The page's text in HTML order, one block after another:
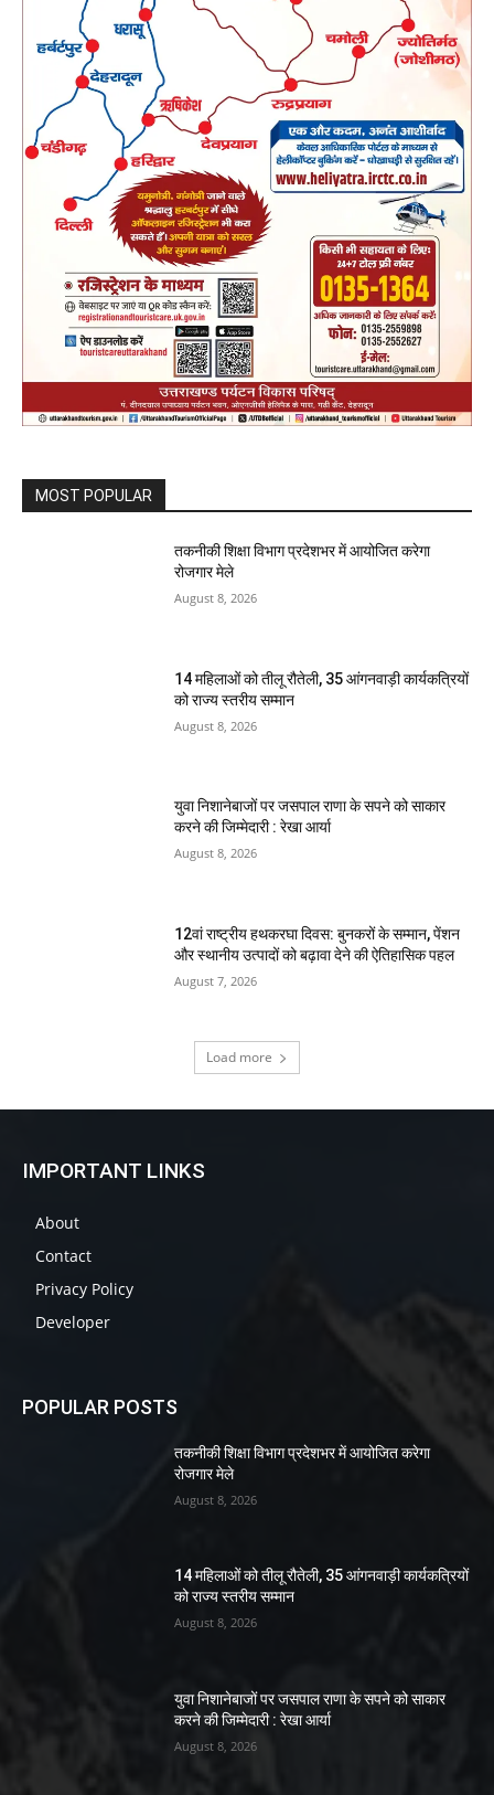
MOST POPULAR
तकनीकी शिक्षा विभाग प्रदेशभर में आयोजित करेगा
रोजगार मेले
August 8, 2026
14 महिलाओं को तीलू रौतेली, 35 आंगनवाड़ी कार्यकत्रियों
को राज्य स्तरीय सम्मान
August 8, 2026
युवा निशानेबाजों पर जसपाल राणा के सपने को साकार
करने की जिम्मेदारी : रेखा आर्या
August 8, 2026
12वां राष्ट्रीय हथकरघा दिवस: बुनकरों के सम्मान, पेंशन
और स्थानीय उत्पादों को बढ़ावा देने की ऐतिहासिक पहल
August 7, 2026
Load more
IMPORTANT LINKS
About
Contact
Privacy Policy
Developer
POPULAR POSTS
तकनीकी शिक्षा विभाग प्रदेशभर में आयोजित करेगा
रोजगार मेले
August 8, 2026
14 महिलाओं को तीलू रौतेली, 35 आंगनवाड़ी कार्यकत्रियों
को राज्य स्तरीय सम्मान
August 8, 2026
युवा निशानेबाजों पर जसपाल राणा के सपने को साकार
करने की जिम्मेदारी : रेखा आर्या
August 8, 2026